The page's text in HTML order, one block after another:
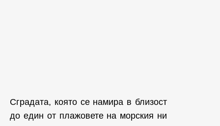
Сградата, която се намира в близост
до един от плажовете на морския ни